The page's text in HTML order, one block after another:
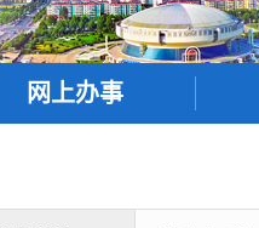
网上办事